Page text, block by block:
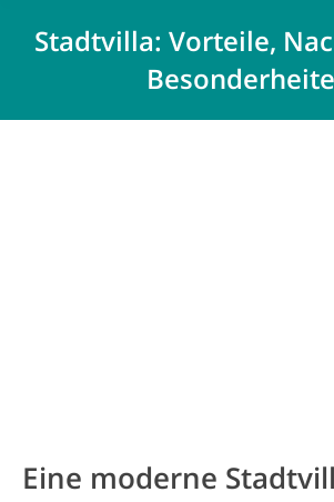
Stadtvilla: Vorteile,
Eine moderne